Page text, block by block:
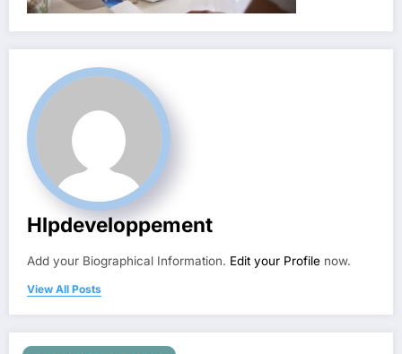
Hlpdeveloppement
Add your Biographical Information. Edit your Profile now.
View All Posts